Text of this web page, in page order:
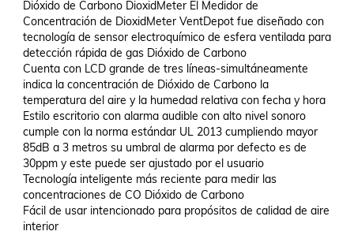
Dióxido de Carbono DioxidMeter El Medidor de
Concentración de DioxidMeter VentDepot fue diseñado con
tecnología de sensor electroquímico de esfera ventilada para
detección rápida de gas Dióxido de Carbono
Cuenta con LCD grande de tres líneas-simultáneamente
indica la concentración de Dióxido de Carbono la
temperatura del aire y la humedad relativa con fecha y hora
Estilo escritorio con alarma audible con alto nivel sonoro
cumple con la norma estándar UL 2013 cumpliendo mayor
85dB a 3 metros su umbral de alarma por defecto es de
30ppm y este puede ser ajustado por el usuario
Tecnología inteligente más reciente para medir las
concentraciones de CO Dióxido de Carbono
Fácil de usar intencionado para propósitos de calidad de aire
interior